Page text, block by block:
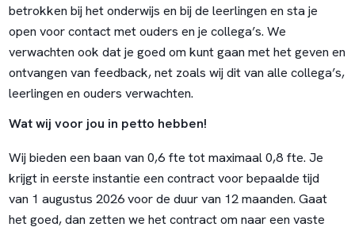
betrokken bij het onderwijs en bij de leerlingen en sta je
open voor contact met ouders en je collega’s. We
verwachten ook dat je goed om kunt gaan met het geven en
ontvangen van feedback, net zoals wij dit van alle collega’s,
leerlingen en ouders verwachten.
Wat wij voor jou in petto hebben!
Wij bieden een baan van 0,6 fte tot maximaal 0,8 fte. Je
krijgt in eerste instantie een contract voor bepaalde tijd
van 1 augustus 2026 voor de duur van 12 maanden. Gaat
het goed, dan zetten we het contract om naar een vaste